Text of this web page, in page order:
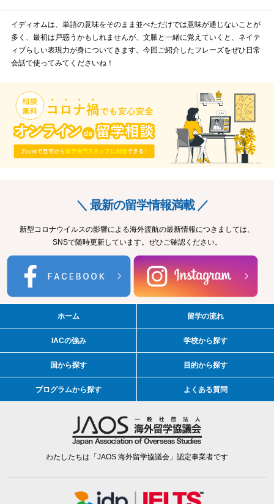
イディオムは、単語の意味をそのまま並べただけでは意味が通じないことが
多く、最初は戸惑うかもしれませんが、文脈と一緒に覚えていくと、ネイテ
ィブらしい表現力が身についてきます。今回ご紹介したフレーズをぜひ日常
会話で使ってみてくださいね！
＼ 最新の留学情報満載 ／
新型コロナウイルスの影響による海外渡航の最新情報につきましては、
SNSで随時更新しています。ぜひご確認ください。
ホーム 留学の流れ
IACの強み 学校から探す
国から探す 目的から探す
プログラムから探す よくある質問
わたしたちは「JAOS 海外留学協議会」認定事業者です